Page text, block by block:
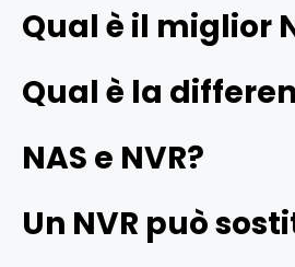
- Registrazione 24/7:Gli NVR
- Visualizzazione multipla su
Qual è il miglior
Qual è la
NAS e NVR?
Un NVR può